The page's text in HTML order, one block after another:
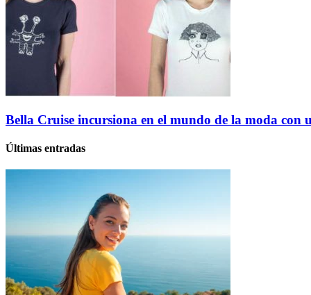
Bella Cruise incursiona en el mundo de la moda con
Últimas entradas